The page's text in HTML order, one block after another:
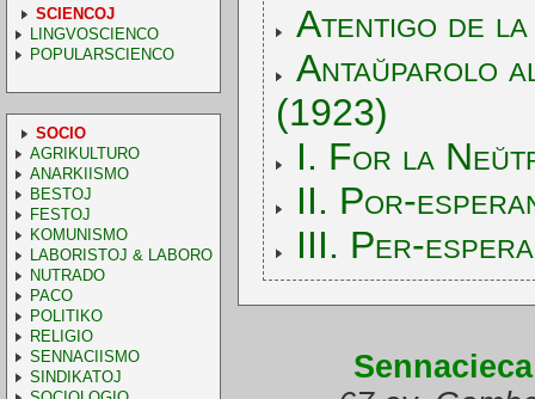
SCIENCOJ
LINGVOSCIENCO
POPULARSCIENCO
SOCIO
AGRIKULTURO
ANARKIISMO
BESTOJ
FESTOJ
KOMUNISMO
LABORISTOJ & LABORO
NUTRADO
PACO
POLITIKO
RELIGIO
SENNACIISMO
SINDIKATOJ
Atentigo de
Antaŭparolo
(1923)
I. For la
II. Por-
III. Per-